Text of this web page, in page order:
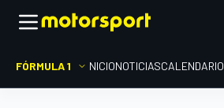
FÓRMULA 1 INICIONOTICIASCALENDARIO